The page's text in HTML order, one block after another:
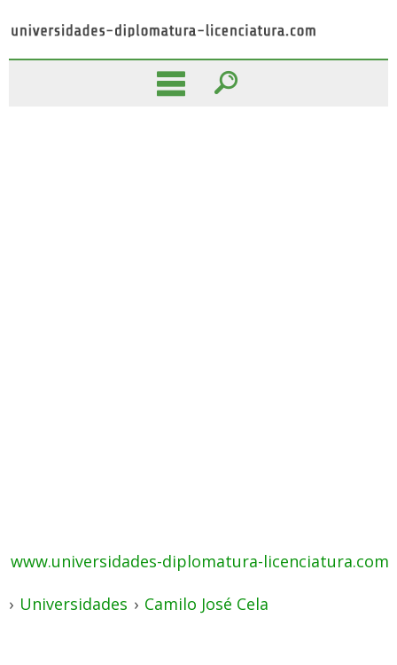
www.universidades-diplomatura-licenciatura.com
› Universidades › Camilo José Cela